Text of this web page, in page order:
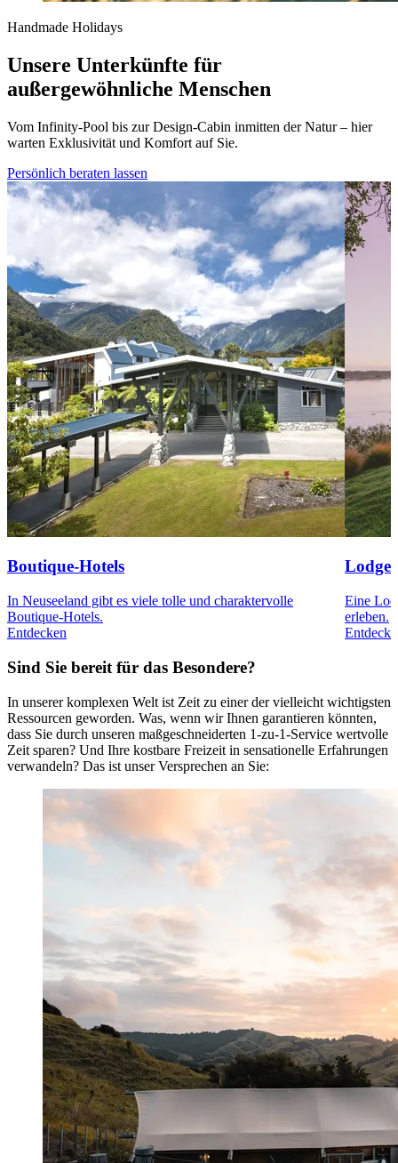
Handmade Holidays
Unsere Unterkünfte für
außergewöhnliche Menschen
Vom Infinity-Pool bis zur Design-Cabin inmitten der Natur – hier
warten Exklusivität und Komfort auf Sie.
Persönlich beraten lassen
Boutique-Hotels
In Neuseeland gibt es viele tolle und charaktervolle
Boutique-Hotels.
Entdecken
Lodges
Eine
erleben.
Sind Sie bereit für das Besondere?
In unserer komplexen Welt ist Zeit zu einer der vielleicht wichtigsten
Ressourcen geworden. Was, wenn wir Ihnen garantieren könnten,
dass Sie durch unseren maßgeschneiderten 1-zu-1-Service wertvolle
Zeit sparen? Und Ihre kostbare Freizeit in sensationelle Erfahrungen
verwandeln? Das ist unser Versprechen an Sie: